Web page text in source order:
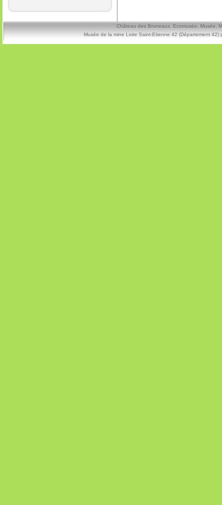
Château des Bruneaux, Ecomusée, Musée,
Musée de la mine Loire Saint-Etienne 42 (Département